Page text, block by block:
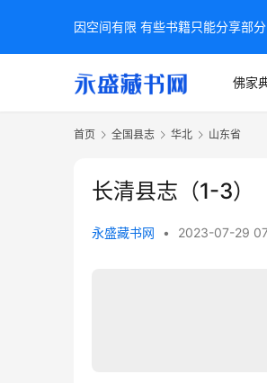
佛家
首页 全国县志 华北 山东省
长清县志（1-3）
永盛藏书网 • 2023-07-29
因空间有限 有些书籍只能分享部